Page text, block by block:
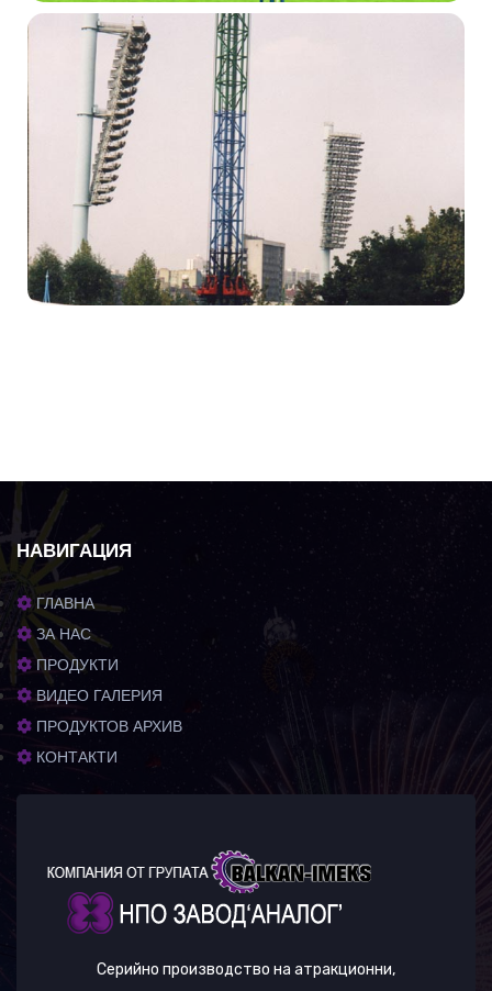
НАВИГАЦИЯ
ГЛАВНА
ЗА НАС
ПРОДУКТИ
ВИДЕО ГАЛЕРИЯ
ПРОДУКТОВ АРХИВ
КОНТАКТИ
Серийно производство на атракционни,